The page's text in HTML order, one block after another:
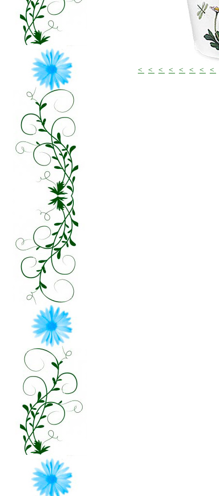
< < < < < < < <